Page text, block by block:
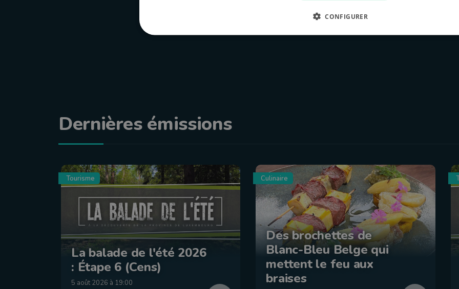
Dernières émissions
Tourisme
La balade de l'été 2026
: Étape 6 (Cens)
5 août 2026 à 19:00
Culinaire
Des brochettes de
Blanc-Bleu Belge qui
mettent le feu aux
braises
CONFIGURER